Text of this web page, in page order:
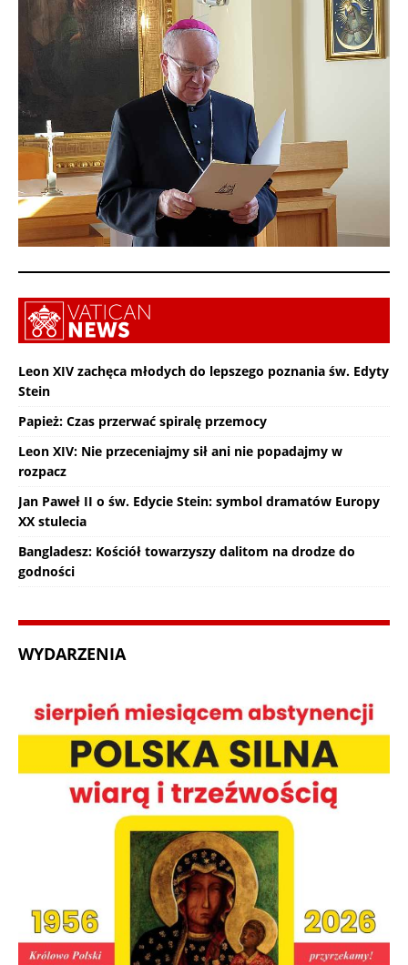
Leon XIV zachęca młodych do lepszego poznania św. Edyty
Stein
Papież: Czas przerwać spiralę przemocy
Leon XIV: Nie przeceniajmy sił ani nie popadajmy w
rozpacz
Jan Paweł II o św. Edycie Stein: symbol dramatów Europy
XX stulecia
Bangladesz: Kościół towarzyszy dalitom na drodze do
godności
WYDARZENIA